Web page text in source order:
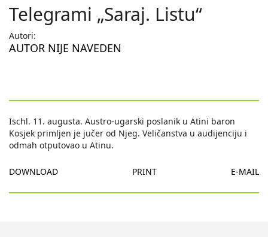
Telegrami „Saraj. Listu“
Autori:
AUTOR NIJE NAVEDEN
Ischl. 11. augusta. Austro-ugarski poslanik u Atini baron
Kosjek primljen je jučer od Njeg. Veličanstva u audijenciju i
odmah otputovao u Atinu.
DOWNLOAD PRINT E-MAIL